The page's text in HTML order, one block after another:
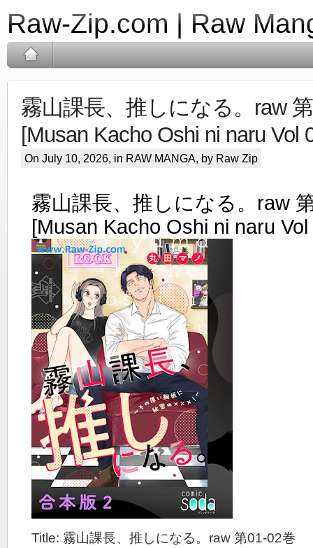
Raw-Zip.com | Raw
霧山課長、推しになる。raw
[Musan Kacho Oshi ni naru Vol
On July 10, 2026, in RAW MANGA, by Raw Zip
霧山課長、推しになる。raw
[Musan Kacho Oshi ni naru
Title: 霧山課長、推しになる。raw 第01-02巻